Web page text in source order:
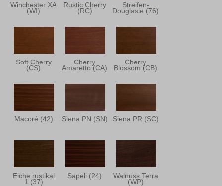
Winchester XA
(WI)
Rustic Cherry
(RC)
Streifen-
Douglasie (76)
Soft Cherry
(CS)
Cherry
Amaretto (CA)
Cherry
Blossom (CB)
Macoré (42) Siena PN (SN) Siena PR (SC)
Eiche rustikal
1 (37)
Sapeli (24) Walnuss Terra
(WP)